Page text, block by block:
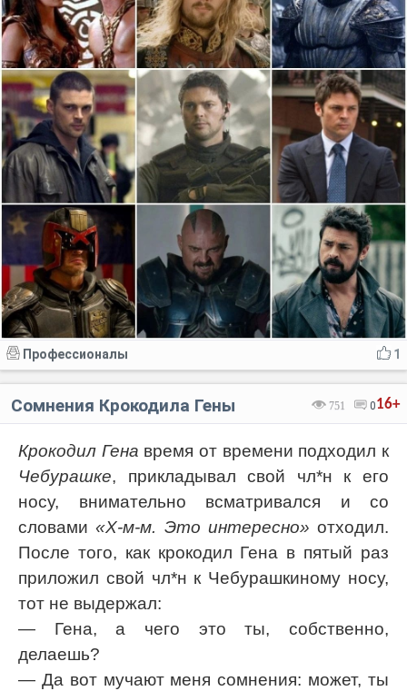
1
Профессионалы
16+
751 0
Сомнения Крокодила Гены
Крокодил Гена время от времени подходил к
Чебурашке, прикладывал свой чл*н к его
носу, внимательно всматривался и со
словами«Х-м-м. Это интересно» отходил.
После того, как крокодил Гена в пятый раз
приложил свой чл*н к Чебурашкиному носу,
тот не выдержал:
— Гена, а чего это ты, собственно,
делаешь?
— Да вот мучают меня сомнения: может, ты